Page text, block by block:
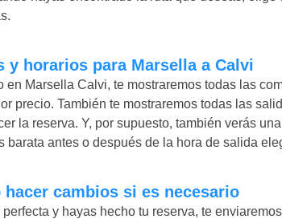
y horarios para Marsella a Calvi
Marsella Calvi, te mostraremos todas las
precio. También te mostraremos todas las
la reserva. Y, por supuesto, también verás
antes o después de la hora de salida
hacer cambios si es necesario
y hayas hecho tu reserva, te